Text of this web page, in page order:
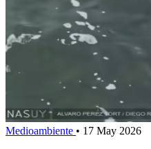
Medioambiente • 17 May 2026